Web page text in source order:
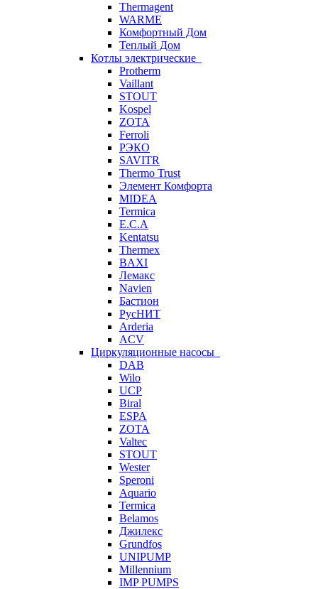
Thermagent
WARME
Комфортный Дом
Теплый Дом
Котлы электрические
Protherm
Vaillant
STOUT
Kospel
ZOTA
Ferroli
РЭКО
SAVITR
Thermo Trust
Элемент Комфорта
MIDEA
Termica
E.C.A
Kentatsu
Thermex
BAXI
Лемакс
Navien
Бастион
РусНИТ
Arderia
ACV
Циркуляционные насосы
DAB
Wilo
UCP
Biral
ESPA
ZOTA
Valtec
STOUT
Wester
Speroni
Aquario
Termica
Belamos
Джилекс
Grundfos
UNIPUMP
Millennium
IMP PUMPS